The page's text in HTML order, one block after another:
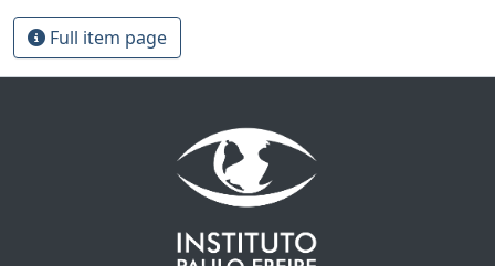
Full item page